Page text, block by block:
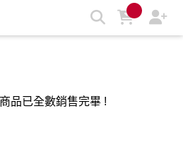
一素食、環保、愛地球的蔬食購物
購蔬食購物商城
品已全數銷售完畢 !